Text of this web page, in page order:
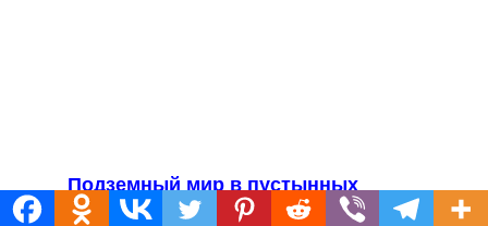
Подземный мир в пустынных
скалах Нью-Мехико